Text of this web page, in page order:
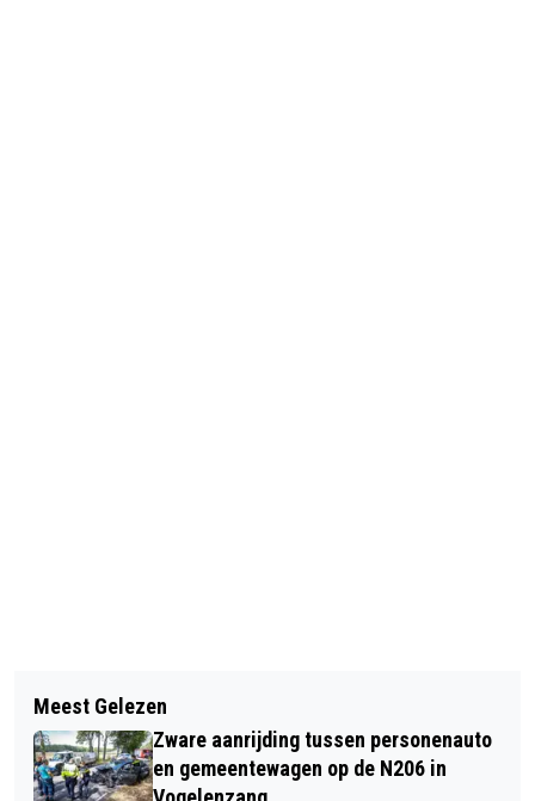
BLOEMENDAALSE VERENIGINGEN
GAAN VANAF 15 SEPTEMBER LOTEN
VERKOPEN VAN GROTE CLUBACTIE
ZANGERES HELEN SHEPHERD
OVERLEDEN
Meest Gelezen
Zware aanrijding tussen personenauto
en gemeentewagen op de N206 in